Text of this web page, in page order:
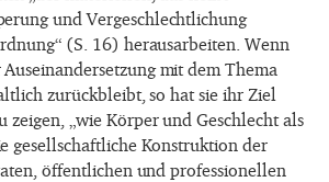
und Vergeschlechtlichung
(S. 16) herausarbeiten. Wenn
mit dem Thema
zurückbleibt, so hat sie ihr Ziel
zeigen, „wie Körper und Geschlecht als
gesellschaftliche Konstruktion der
öffentlichen und professionellen